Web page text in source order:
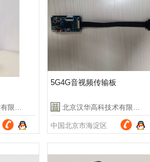
公司
5G4G音视频传输板
北京汉华高科技术有限公司
中国北京市海淀区